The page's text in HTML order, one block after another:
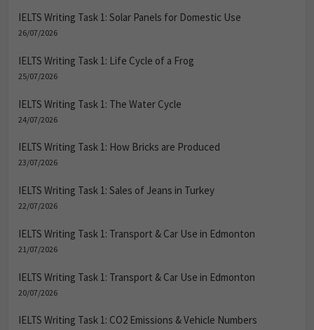
IELTS Writing Task 1: Solar Panels for Domestic Use
26/07/2026
IELTS Writing Task 1: Life Cycle of a Frog
25/07/2026
IELTS Writing Task 1: The Water Cycle
24/07/2026
IELTS Writing Task 1: How Bricks are Produced
23/07/2026
IELTS Writing Task 1: Sales of Jeans in Turkey
22/07/2026
IELTS Writing Task 1: Transport & Car Use in Edmonton
21/07/2026
IELTS Writing Task 1: Transport & Car Use in Edmonton
20/07/2026
IELTS Writing Task 1: CO2 Emissions & Vehicle Numbers